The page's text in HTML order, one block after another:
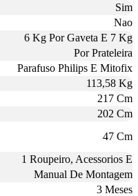
Sim
Nao
6 Kg Por Gaveta E 7 Kg
Por Prateleira
Parafuso Philips E Mitofix
113,58 Kg
217 Cm
202 Cm
47 Cm
1 Roupeiro, Acessorios E
Manual De Montagem
3 Meses